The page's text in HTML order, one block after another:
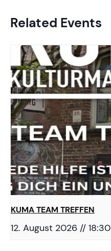
Related Events
KUMA TEAM TREFFEN
12. August 2026 // 18:30